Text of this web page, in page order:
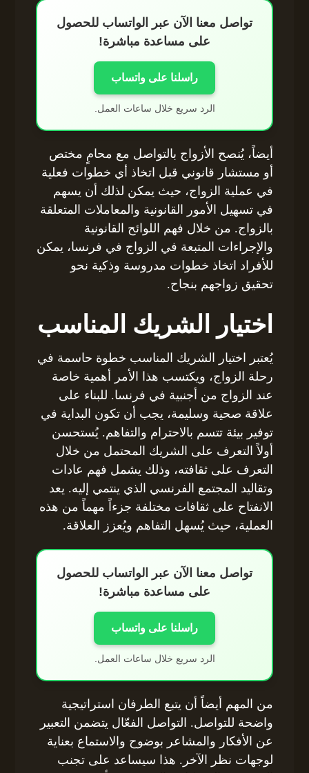
تواصل معنا الآن عبر الواتساب للحصول
على مساعدة مباشرة!
راسلنا على واتساب
الرد سريع خلال ساعات العمل.
أيضاً، يُنصح الأزواج بالتواصل مع محامٍ مختص
أو مستشار قانوني قبل اتخاذ أي خطوات فعلية
في عملية الزواج، حيث يمكن لذلك أن يسهم
في تسهيل الأمور القانونية والمعاملات المتعلقة
بالزواج. من خلال فهم اللوائح القانونية
والإجراءات المتبعة في الزواج في فرنسا، يمكن
للأفراد اتخاذ خطوات مدروسة وذكية نحو
تحقيق زواجهم بنجاح.
اختيار الشريك المناسب
يُعتبر اختيار الشريك المناسب خطوة حاسمة في
رحلة الزواج، ويكتسب هذا الأمر أهمية خاصة
عند الزواج من أجنبية في فرنسا. للبناء على
علاقة صحية وسليمة، يجب أن تكون البداية في
توفير بيئة تتسم بالاحترام والتفاهم. يُستحسن
أولاً التعرف على الشريك المحتمل من خلال
التعرف على ثقافته، وذلك يشمل فهم عادات
وتقاليد المجتمع الفرنسي الذي ينتمي إليه. يعد
الانفتاح على ثقافات مختلفة جزءاً مهماً من هذه
العملية، حيث يُسهل التفاهم ويُعزز العلاقة.
تواصل معنا الآن عبر الواتساب للحصول
على مساعدة مباشرة!
راسلنا على واتساب
الرد سريع خلال ساعات العمل.
من المهم أيضاً أن يتبع الطرفان استراتيجية
واضحة للتواصل. التواصل الفعّال يتضمن التعبير
عن الأفكار والمشاعر بوضوح والاستماع بعناية
لوجهات نظر الآخر. هذا سيساعد على تجنب